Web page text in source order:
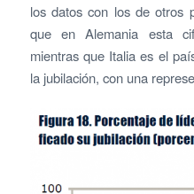
los datos con los de otros
que en Alemania esta
mientras que Italia es el
la jubilación, con una